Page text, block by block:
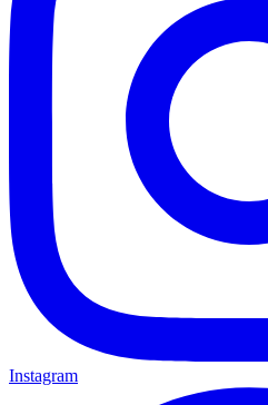
Instagram